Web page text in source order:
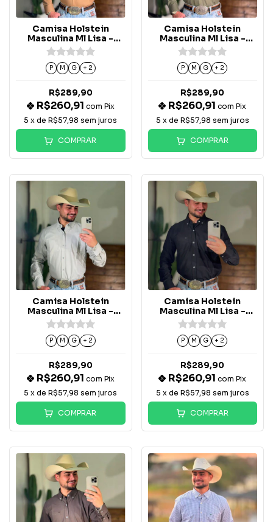
Camisa Holstein
Masculina Ml Lisa -
Bege
P M G + 2
R$289,90
R$260,91 com Pix
5 x deR$57,98 sem juros
COMPRAR
Camisa Holstein
Masculina Ml Lisa -
Verde Oliva
P M G + 2
R$289,90
R$260,91com Pix
5 x de R$57,98 sem juros
COMPRAR
Camisa Holstein
Masculina Ml Lisa -
Cinza Claro
P M G + 2
R$289,90
R$260,91 com Pix
5 x deR$57,98 sem juros
COMPRAR
Camisa Holstein
Masculina Ml Lisa -
Preta
P M G + 2
R$289,90
R$260,91com Pix
5 x de R$57,98 sem juros
COMPRAR